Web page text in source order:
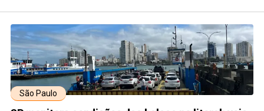
São Paulo